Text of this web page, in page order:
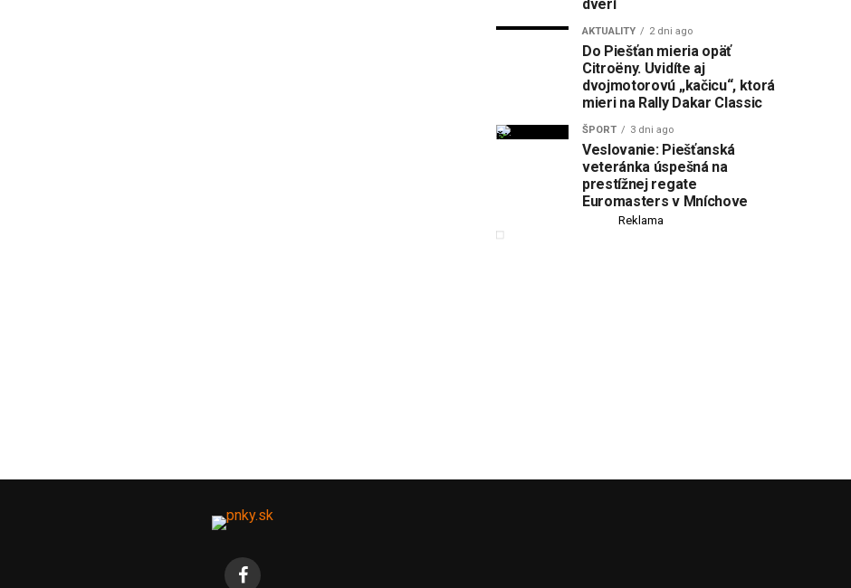
dverí
AKTUALITY 2 dni ago
Do Piešťan mieria opäť
Citroëny. Uvidíte aj
dvojmotorovú „kačicu“, ktorá
mieri na Rally Dakar Classic
ŠPORT 3 dni ago
Veslovanie: Piešťanská
veteránka úspešná na
prestížnej regate
Euromasters v Mníchove
Reklama